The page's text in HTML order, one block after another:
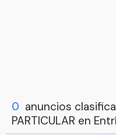
0 anuncios
PARTICULAR en